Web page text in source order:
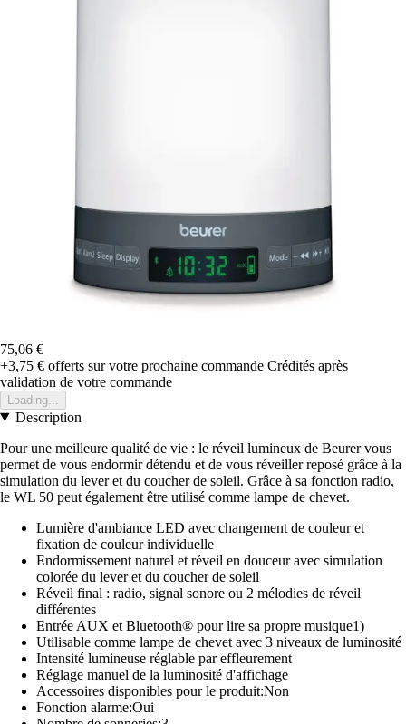
75,06 €
+3,75 € offerts sur votre prochaine commande Crédités après
validation de votre commande
Loading...
Description
Pour une meilleure qualité de vie : le réveil lumineux de Beurer vous
permet de vous endormir détendu et de vous réveiller reposé grâce à la
simulation du lever et du coucher de soleil. Grâce à sa fonction radio,
le WL 50 peut également être utilisé comme lampe de chevet.
Lumière d'ambiance LED avec changement de couleur et
fixation de couleur individuelle
Endormissement naturel et réveil en douceur avec simulation
colorée du lever et du coucher de soleil
Réveil final : radio, signal sonore ou 2 mélodies de réveil
différentes
Entrée AUX et Bluetooth® pour lire sa propre musique1)
Utilisable comme lampe de chevet avec 3 niveaux de luminosité
Intensité lumineuse réglable par effleurement
Réglage manuel de la luminosité d'affichage
Accessoires disponibles pour le produit:Non
Fonction alarme:Oui